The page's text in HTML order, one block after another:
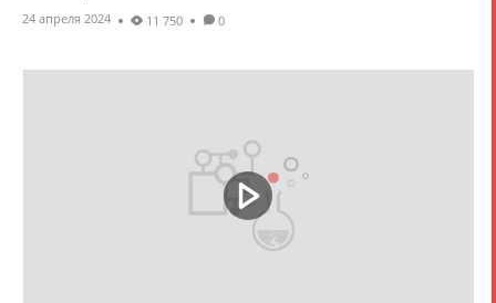
24 апреля 2024 11 750 0